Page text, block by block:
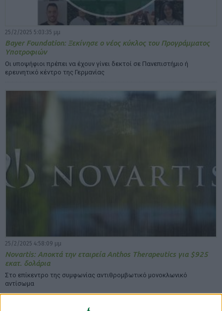
25/2/2025 5:03:35 μμ
Bayer Foundation: Ξεκίνησε ο νέος κύκλος του Προγράμματος
Υποτροφιών
Οι υποψήφιοι πρέπει να έχουν γίνει δεκτοί σε Πανεπιστήμιο ή
ερευνητικό κέντρο της Γερμανίας
25/2/2025 4:58:09 μμ
Novartis: Αποκτά την εταιρεία Anthos Therapeutics για $925
εκατ. δολάρια
Στο επίκεντρο της συμφωνίας αντιθρομβωτικό μονοκλωνικό
αντίσωμα